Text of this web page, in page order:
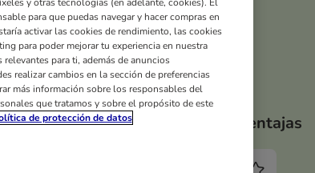
Tus ventajas
para que puedas navegar y hacer compras en
activar las cookies de rendimiento, las cookies
para poder mejorar tu experiencia en nuestra
para ti, además de anuncios
realizar cambios en la sección de preferencias
más información sobre los responsables del
que tratamos y sobre el propósito de este
de protección de datos